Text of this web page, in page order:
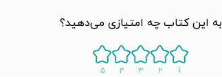
به این کتاب چه امتیازی می‌دهید؟
۱ ۲ ۳ ۴ ۵